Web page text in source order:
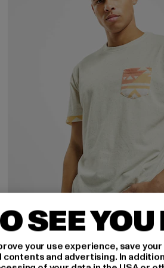
JUST RHYSE
Granada
SEE YOU
your use experience, save
and advertising. In